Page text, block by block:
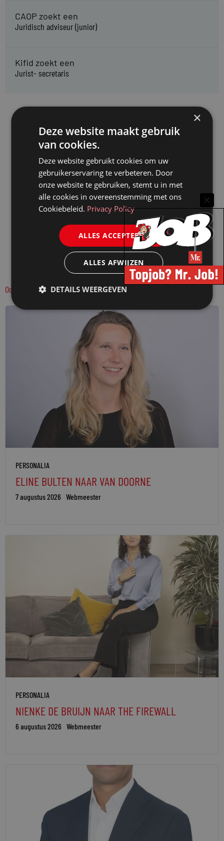
CAOP zoekt een
Juridisch adviseur (junior)
Kifid zoekt een
Jurist- secretaris
Ook interessant:
PERSONALIA
ELINE BULTEN NAAR VAN DOORNE
7 augustus 2026 Webmeester
PERSONALIA
NIENKE DE BRUIJN NAAR THE FIREWALL
6 augustus 2026 Webmeester
×
Deze website maakt gebruik
van cookies.
Deze website gebruikt cookies om uw
gebruikerservaring te verbeteren. Door
onze website te gebruiken, stemt u in met
alle cookies in overeenstemming met ons
Cookiebeleid. Privacy Policy
ALLES ACCEPTEREN
ALLES AFWIJZEN
DETAILS WEERGEVEN